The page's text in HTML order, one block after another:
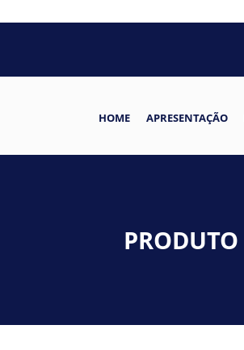
HOME APRESENTAÇÃO
PRODUTO